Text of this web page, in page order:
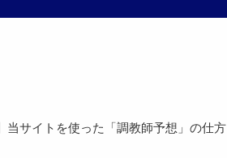
当サイトを使った「調教師予想」の仕方